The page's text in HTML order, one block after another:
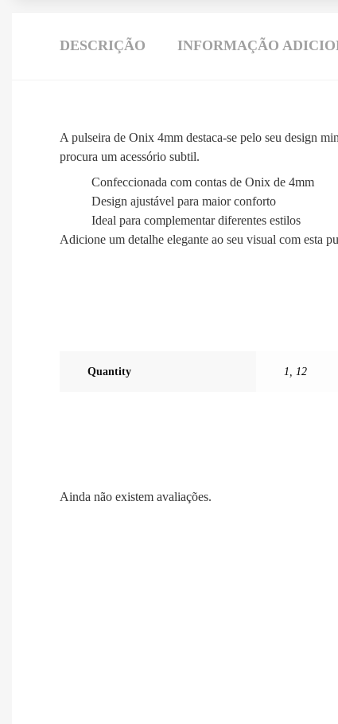
DESCRIÇÃO INFORMAÇÃO
A pulseira de Onix 4mm destaca-se pelo seu design
procura um acessório subtil.
Confeccionada com contas de Onix de 4mm
Design ajustável para maior conforto
Ideal para complementar diferentes estilos
Adicione um detalhe elegante ao seu visual com esta
Quantity 1 12
Ainda não existem avaliações.